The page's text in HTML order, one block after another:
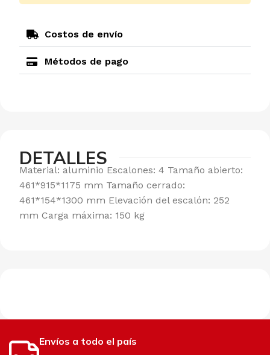
Costos de envío
Métodos de pago
DETALLES
Material: aluminio Escalones: 4 Tamaño abierto:
461*915*1175 mm Tamaño cerrado:
461*154*1300 mm Elevación del escalón: 252
mm Carga máxima: 150 kg
Envíos a todo el país